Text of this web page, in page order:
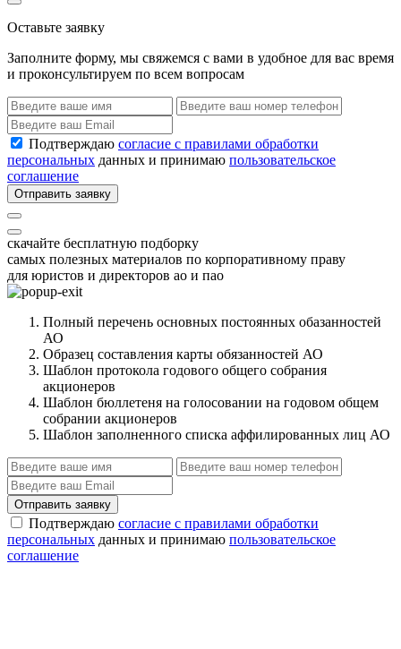
Оставьте заявку
Заполните форму, мы свяжемся с вами в удобное для вас время
и проконсультируем по всем вопросам
Подтверждаю согласие с правилами обработки
персональных данных и принимаю пользовательское
соглашение
Отправить заявку
скачайте бесплатную подборку
самых полезных материалов по корпоративному праву
для юристов и директоров ао и пао
Полный перечень основных постоянных обазанностей
АО
Образец составления карты обязанностей АО
Шаблон протокола годового общего собрания
акционеров
Шаблон бюллетеня на голосовании на годовом общем
собрании акционеров
Шаблон заполненного списка аффилированных лиц АО
Отправить заявку
Подтверждаю согласие с правилами обработки
персональных данных и принимаю пользовательское
соглашение